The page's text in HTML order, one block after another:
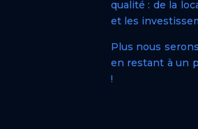
qualité : de la
et les
Plus nous
en restant à un
!